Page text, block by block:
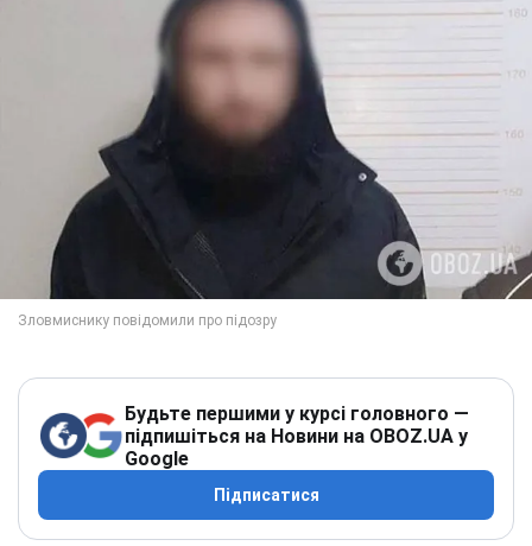
Будьте першими у курсі головного —
підпишіться на Новини на OBOZ.UA у
Google
Підписатися